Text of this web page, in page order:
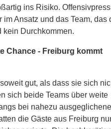
ins Risiko.
Ansatz und das Team, das
kein Durchkommen.
Chance - Freiburg kommt
gut, als dass sie sich
sich beide Teams über weite
bei nahezu
die Gäste aus Freiburg